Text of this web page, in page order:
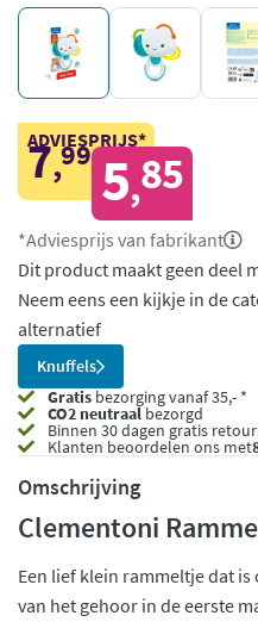
ADVIESPRIJS*
7,99 5,85
*Adviesprijs van fabrikant
Dit product maakt geen deel
Neem eens een kijkje in de
alternatief
Knuffels
Gratis bezorging vanaf 35,- *
CO2 neutraalbezorgd
Binnen 30 dagen gratis
Klanten beoordelen ons met
Omschrijving
Clementoni
Een lief klein rammeltje dat
van het gehoor in de eerste